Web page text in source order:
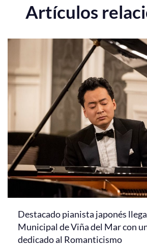
Artículos
Destacado pianista japonés
Municipal de Viña del Mar con
dedicado al Romanticismo